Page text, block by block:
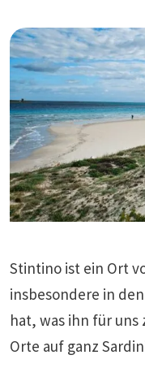
Stintino ist ein Ort
insbesondere in
hat, was ihn für
Orte auf ganz